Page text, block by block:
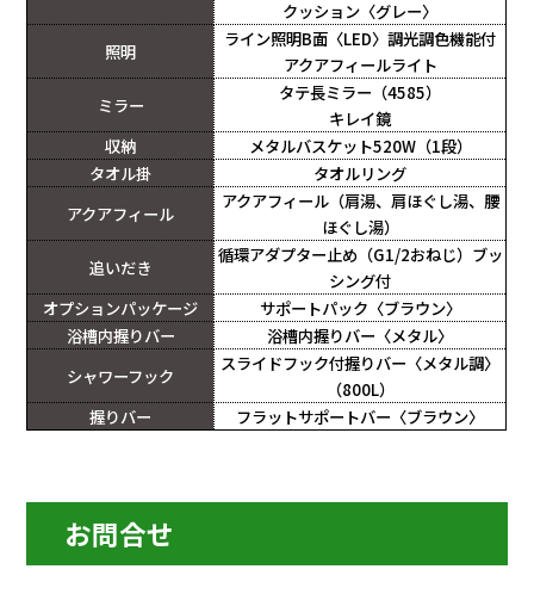
クッション〈グレー〉
照明
ライン照明B面〈LED〉調光調色機能付
アクアフィールライト
ミラー
タテ長ミラー（4585）
キレイ鏡
収納
メタルバスケット520W（1段）
タオル掛
タオルリング
アクアフィール
アクアフィール（肩湯、肩ほぐし湯、腰
ほぐし湯）
追いだき
循環アダプター止め（G1/2おねじ）ブッ
シング付
オプションパッケージ
サポートパック〈ブラウン〉
浴槽内握りバー
浴槽内握りバー〈メタル〉
シャワーフック
スライドフック付握りバー〈メタル調〉
（800L）
握りバー
フラットサポートバー〈ブラウン〉
お問合せ